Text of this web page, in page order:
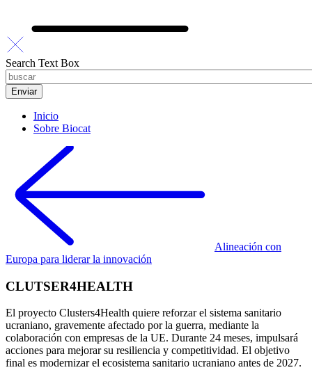
Search Text Box
Inicio
Sobre Biocat
Alineación con
Europa para liderar la innovación
CLUTSER4HEALTH
El proyecto Clusters4Health quiere reforzar el sistema sanitario
ucraniano, gravemente afectado por la guerra, mediante la
colaboración con empresas de la UE. Durante 24 meses, impulsará
acciones para mejorar su resiliencia y competitividad. El objetivo
final es modernizar el ecosistema sanitario ucraniano antes de 2027.